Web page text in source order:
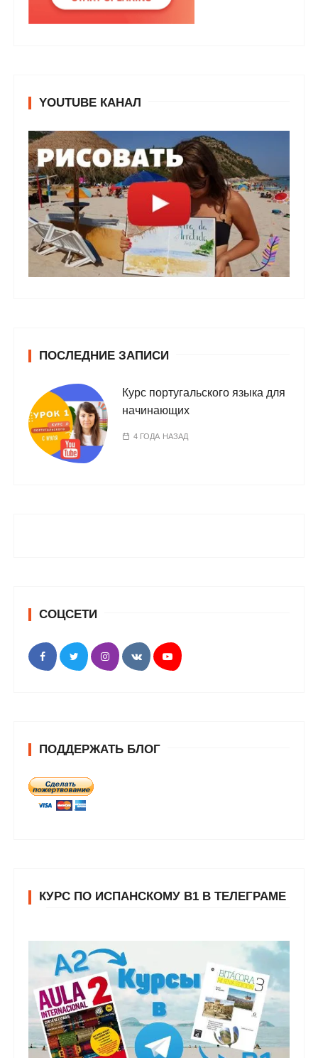
YOUTUBE КАНАЛ
ПОСЛЕДНИЕ ЗАПИСИ
Курс португальского языка для
начинающих
4 ГОДА НАЗАД
СОЦСЕТИ
ПОДДЕРЖАТЬ БЛОГ
КУРС ПО ИСПАНСКОМУ В1 В ТЕЛЕГРАМЕ